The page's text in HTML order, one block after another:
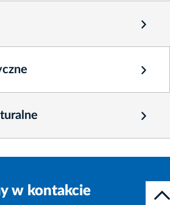
w kontakcie